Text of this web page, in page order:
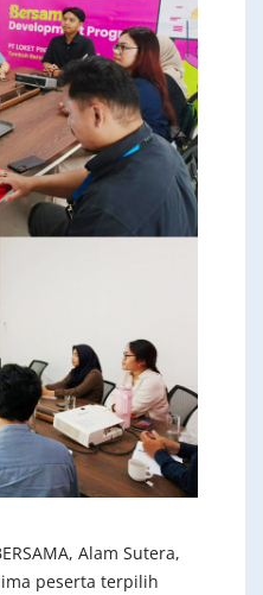
Alam Sutera,
peserta terpilih